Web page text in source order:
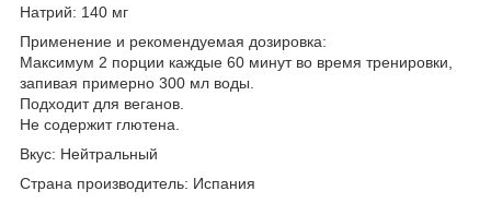
Натрий: 140 мг
Применение и рекомендуемая дозировка:
Максимум 2 порции каждые 60 минут во время тренировки,
запивая примерно 300 мл воды.
Подходит для веганов.
Не содержит глютена.
Вкус: Нейтральный
Страна производитель: Испания